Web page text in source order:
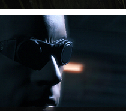
része, amely a The Hunt címet